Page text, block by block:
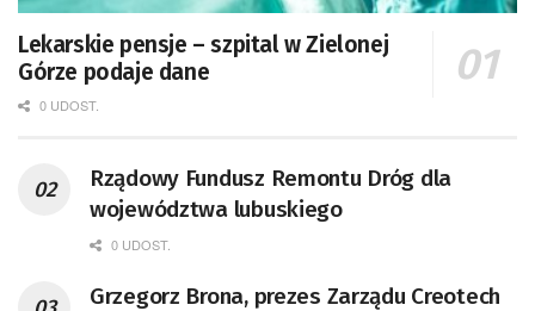
Lekarskie pensje – szpital w Zielonej
Górze podaje dane
0 UDOST.
Rządowy Fundusz Remontu Dróg dla
województwa lubuskiego
0 UDOST.
Grzegorz Brona, prezes Zarządu Creotech